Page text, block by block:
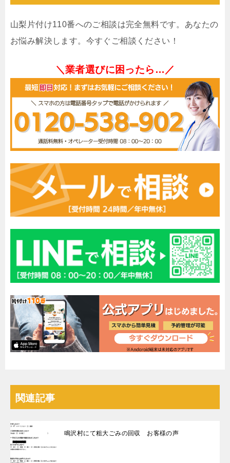
山梨片付け110番へのご相談は完全無料です。あなたの
お悩み解決します。今すぐご相談ください！
＼業者選びに困ったら…／
関連記事
鳴沢村にて粗大ごみの回収 お客様の声